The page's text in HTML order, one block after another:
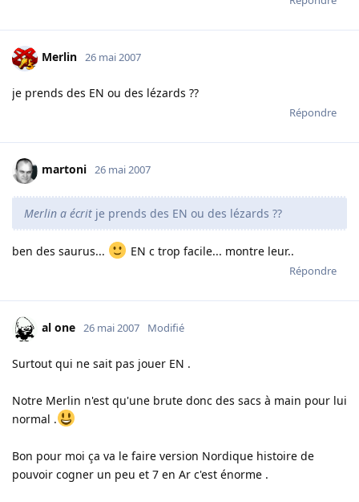
Merlin 26 mai 2007
je prends des EN ou des lézards ??
Répondre
martoni 26 mai 2007
Merlin a écrit je prends des EN ou des lézards ??
ben des saurus... EN c trop facile... montre leur..
Répondre
al one 26 mai 2007 Modifié
Surtout qui ne sait pas jouer EN .
Notre Merlin n'est qu'une brute donc des sacs à main pour lui
normal .
Bon pour moi ça va le faire version Nordique histoire de
pouvoir cogner un peu et 7 en Ar c'est énorme .